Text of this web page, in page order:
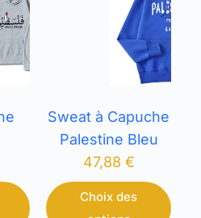
Sweat à Capuche
Palestine Bleu
47,88 €
Choix des